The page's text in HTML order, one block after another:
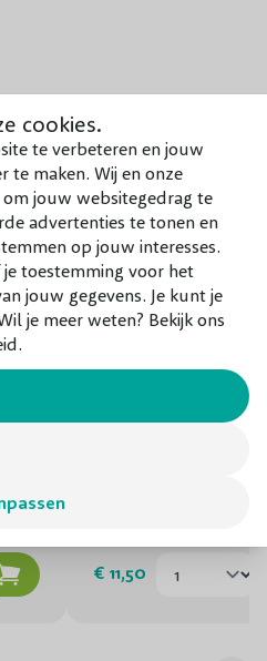
cookies.
te verbeteren en jouw
te maken. Wij en onze
jouw websitegedrag te
advertenties te tonen en
op jouw interesses.
toestemming voor het
jouw gegevens. Je kunt je
je meer weten? Bekijk ons
bodem met aluminium en
bloei, is de ‘Endless
om dedonkergroene
nervenen de stevige,
zorgen voor extra veel
plant isniet wintergroen
. Het is dé sfeermaker in een
hoogte tussen de
100
‘Endless Summer
voor ieder type tuin,
in huis van de blikvanger.
€ 11,50